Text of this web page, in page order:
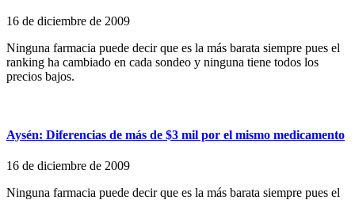
16 de diciembre de 2009
Ninguna farmacia puede decir que es la más barata siempre pues el
ranking ha cambiado en cada sondeo y ninguna tiene todos los
precios bajos.
Aysén: Diferencias de más de $3 mil por el mismo medicamento
16 de diciembre de 2009
Ninguna farmacia puede decir que es la más barata siempre pues el